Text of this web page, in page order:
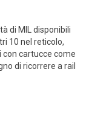
di MIL disponibili
10 nel reticolo,
con cartucce come
di ricorrere a rail